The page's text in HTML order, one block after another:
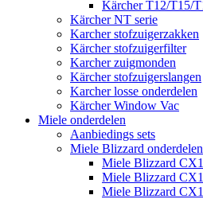
Kärcher T12/T15/
Kärcher NT serie
Karcher stofzuigerzakken
Kärcher stofzuigerfilter
Karcher zuigmonden
Kärcher stofzuigerslangen
Karcher losse onderdelen
Kärcher Window Vac
Miele onderdelen
Aanbiedings sets
Miele Blizzard onderdelen
Miele Blizzard CX1
Miele Blizzard
Miele Blizzard